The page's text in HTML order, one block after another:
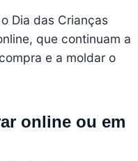
Dia das Crianças
que continuam a
e a moldar o
online ou em